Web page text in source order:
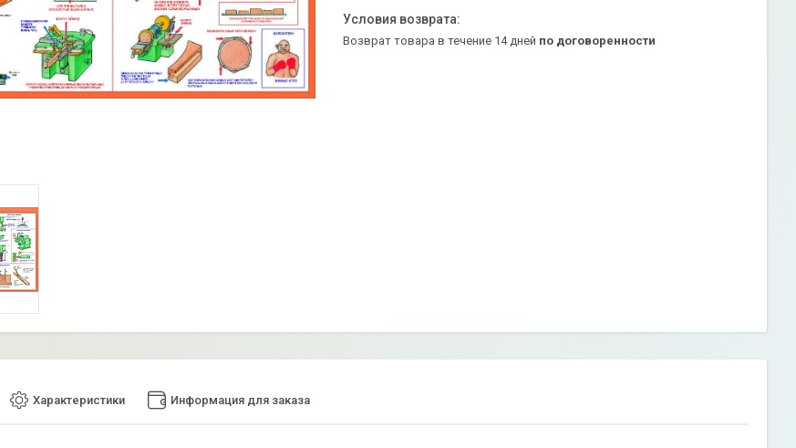
возврат товара в течение 14 дней по договоренности
Характеристики Информация для заказа